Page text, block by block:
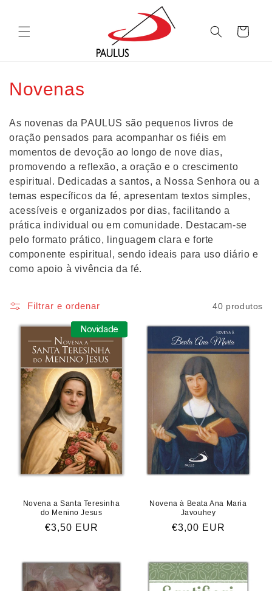
conteúdo
Carrinho
C
l
e
ç
ã
o
:
Novenas
As novenas da PAULUS são pequenos livros de
oração pensados para acompanhar os fiéis em
momentos de devoção ao longo de nove dias,
promovendo a reflexão, a oração e o crescimento
espiritual. Dedicadas a santos, a Nossa Senhora ou a
temas específicos da fé, apresentam textos simples,
acessíveis e organizados por dias, facilitando a
prática individual ou em comunidade. Destacam-se
pelo formato prático, linguagem clara e forte
componente espiritual, sendo ideais para uso diário e
como apoio à vivência da fé.
Filtrar e ordenar 40 produtos
Novidade
Novidade
Novena a Santa Teresinha
do Menino Jesus
Preço
€3,50 EUR
Novena à Beata Ana Maria
Javouhey
Preço
€3,00 EUR